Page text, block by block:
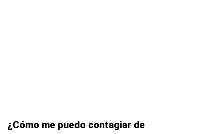
¿Cómo me puedo contagiar de